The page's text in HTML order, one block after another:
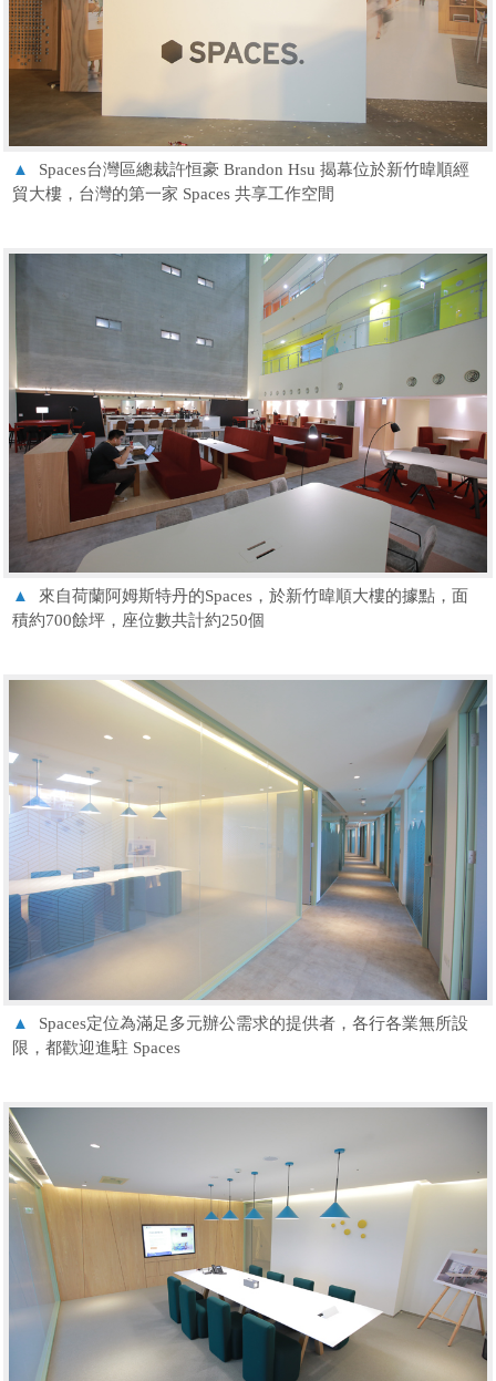
▲
Spaces台灣區總裁許恒豪 Brandon Hsu 揭幕位於新竹暐順經
貿大樓，台灣的第一家 Spaces 共享工作空間
▲
來自荷蘭阿姆斯特丹的Spaces，於新竹暐順大樓的據點，面
積約700餘坪，座位數共計約250個
▲
Spaces定位為滿足多元辦公需求的提供者，各行各業無所設
限，都歡迎進駐 Spaces